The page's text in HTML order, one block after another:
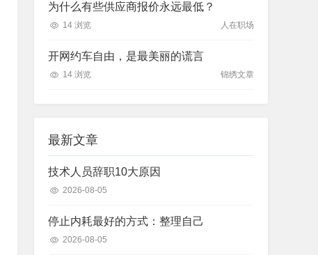
为什么有些供应商报价永远最低？
14 浏览 人在职场
开网约车自由，是最美丽的谎言
14 浏览 锦绣文章
最新文章
技术人员辞职10大原因
2026-08-05
停止内耗最好的方式：整理自己
2026-08-05